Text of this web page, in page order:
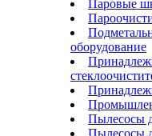
Паровые
оборудование
Пылесосы
Пылесосы